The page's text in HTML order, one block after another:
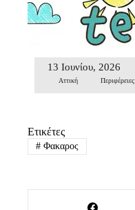
13 Ιουνίου, 2026
Αττική Περιφέρειες
Ετικέτες
#Φακαρος